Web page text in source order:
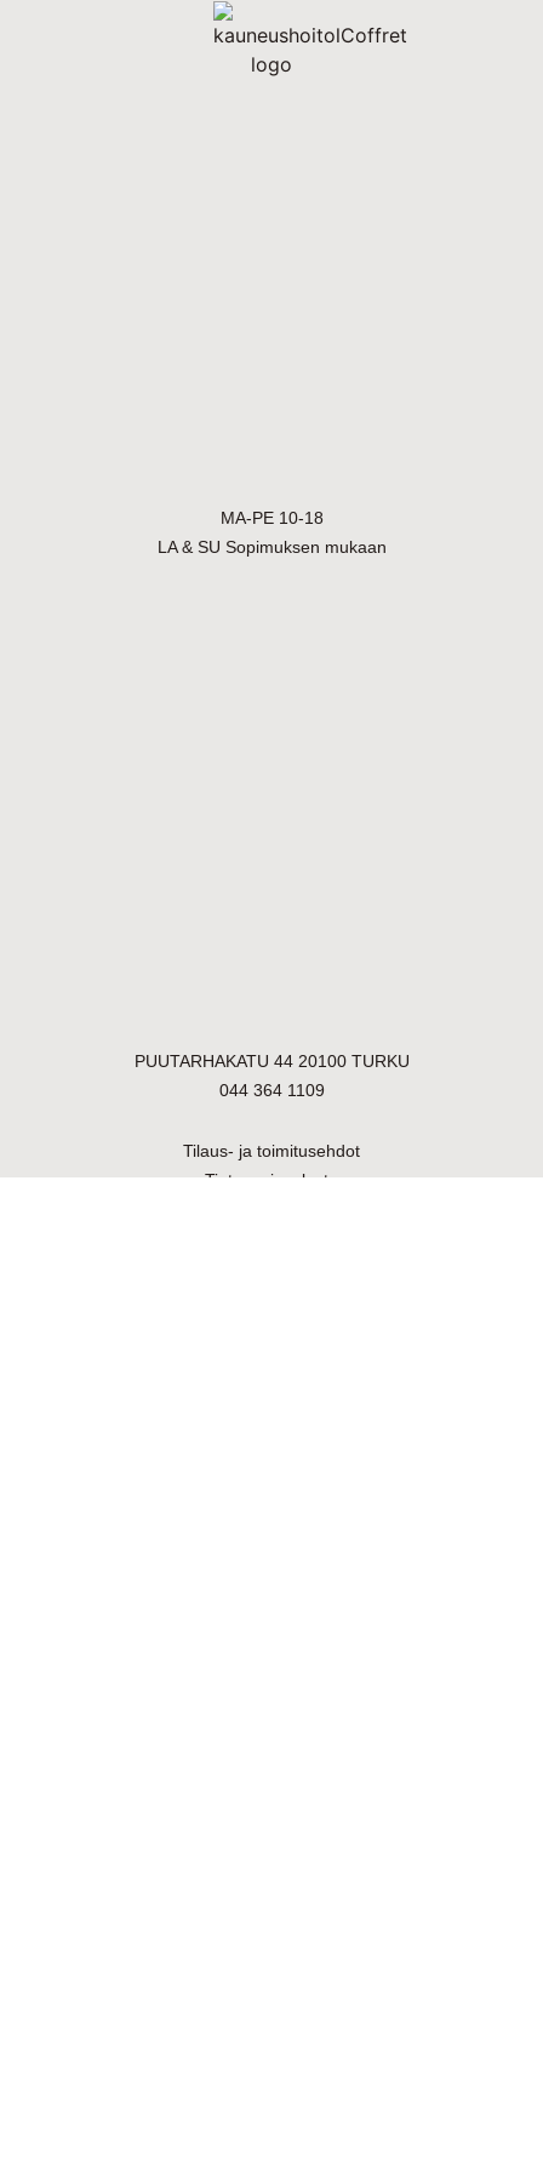
MA-PE 10-18
LA & SU Sopimuksen mukaan
PUUTARHAKATU 44 20100 TURKU
044 364 1109
Tilaus- ja toimitusehdot
Tietosuojaseloste